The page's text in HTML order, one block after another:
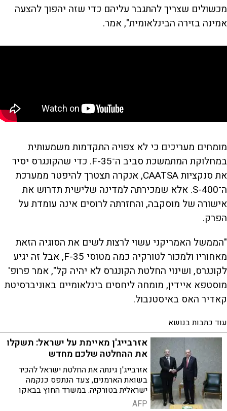
מכשולים שצריך להתגבר עליהם כדי שזה יהפוך להצעה
אמינה בזירה הבינלאומית", אמר.
מומחים מעריכים כי לא צפויה התקדמות משמעותית
במחלוקת המתמשכת סביב ה־F-35. כדי שהקונגרס יסיר
את סנקציות CAATSA, אנקרה תצטרך להיפטר ממערכת
ה־S-400. אלא שמכירתה למדינה שלישית תדרוש את
אישורה של מוסקבה, והחזרתה לרוסים אינה עומדת על
הפרק.
"הממשל האמריקני עשוי לרצות לשים את הסוגיה הזאת
מאחוריו ולמכור לטורקיה כמה מטוסי F-35, אבל זה יגיע
לקונגרס, ושינוי החלטת הקונגרס לא יהיה קל", אמר פרופ'
מוסטפא איידין, מומחה ליחסים בינלאומיים באוניברסיטת
קאדיר האס באיסטנבול.
עוד כתבות בנושא
אזרבייג'ן מאיימת על ישראל: תשקלו
את ההחלטה שלכם מחדש
אזרבייג'ן גינתה את החלטת ישראל להכיר
בשואת הארמנים, צעד הנתפס כנקמה
ישראלית בטורקיה. במשרד החוץ בבאקו
הביעו דאגה חמורה ורמזו כי המהלך עלול
AFP